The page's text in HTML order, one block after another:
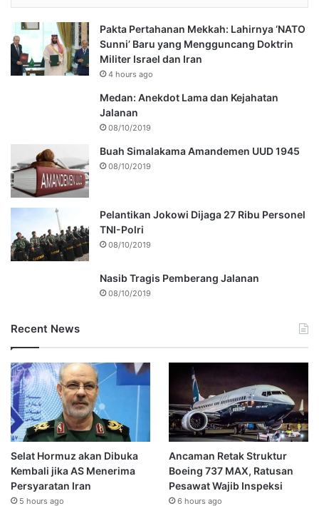
Pakta Pertahanan Mekkah: Lahirnya ‘NATO
Sunni’ Baru yang Mengguncang Doktrin
Militer Israel dan Iran
4 hours ago
Medan: Anekdot Lama dan Kejahatan
Jalanan
08/10/2019
Buah Simalakama Amandemen UUD 1945
08/10/2019
Pelantikan Jokowi Dijaga 27 Ribu Personel
TNI-Polri
08/10/2019
Nasib Tragis Pemberang Jalanan
08/10/2019
Recent News
Selat Hormuz akan Dibuka
Kembali jika AS Menerima
Persyaratan Iran
5 hours ago
Ancaman Retak Struktur
Boeing 737 MAX, Ratusan
Pesawat Wajib Inspeksi
6 hours ago